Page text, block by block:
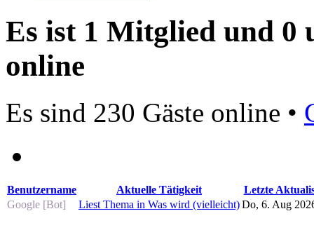
Es ist 1 Mitglied und 0
online
Es sind 230 Gäste online •
Benutzername Aktuelle Tätigkeit
Letzte
Google [Bot]
Liest Thema in Was wird (vielleicht)Do, 6. Aug